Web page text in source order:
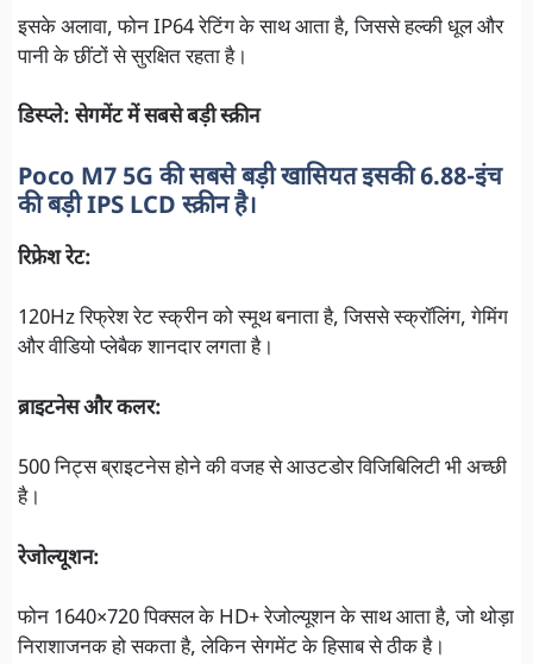
इसके अलावा, फोन IP64 रेटिंग के साथ आता है, जिससे हल्की धूल और
पानी के छींटों से सुरक्षित रहता है।
डिस्प्ले: सेगमेंट में सबसे बड़ी स्क्रीन
Poco M7 5G की सबसे बड़ी खासियत इसकी 6.88-इंच
की बड़ी IPS LCD स्क्रीन है।
रिफ्रेश रेट:
120Hz रिफ्रेश रेट स्क्रीन को स्मूथ बनाता है, जिससे स्क्रॉलिंग, गेमिंग
और वीडियो प्लेबैक शानदार लगता है।
ब्राइटनेस और कलर:
500 निट्स ब्राइटनेस होने की वजह से आउटडोर विजिबिलिटी भी अच्छी
है।
रेजोल्यूशन:
फोन 1640×720 पिक्सल के HD+ रेजोल्यूशन के साथ आता है, जो थोड़ा
निराशाजनक हो सकता है, लेकिन सेगमेंट के हिसाब से ठीक है।